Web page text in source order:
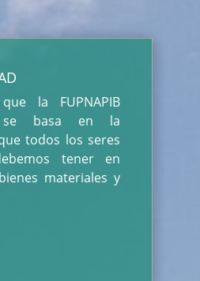
la FUPNAPIB
se basa en la
todos los seres
tener en
materiales y